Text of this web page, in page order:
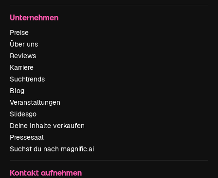
Unternehmen
Preise
Über uns
Reviews
Karriere
Suchtrends
Blog
Veranstaltungen
Slidesgo
Deine Inhalte verkaufen
Pressesaal
Suchst du nach magnific.ai
Kontakt aufnehmen